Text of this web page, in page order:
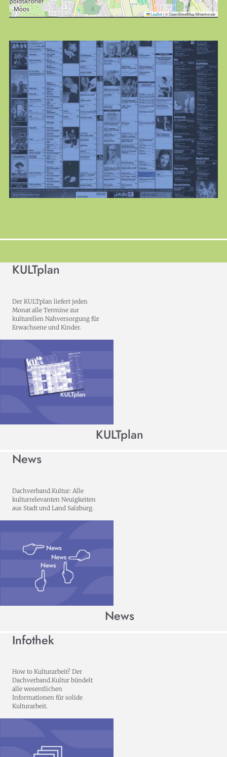
Leaflet | © OpenStreetMap-Mitwirkende
KULTplan
jeden Monat neu
Alle Veranstaltungen der freien Kulturszene gebündelt
und chic verpackt:
KULTURPLAN ABO
KULTplan
Der KULTplan liefert jeden
Monat alle Termine zur
kulturellen Nahversorgung für
Erwachsene und Kinder.
KULTplan
News
Dachverband.Kultur: Alle
kulturrelevanten Neuigkeiten
aus Stadt und Land Salzburg.
News
Infothek
How to Kulturarbeit? Der
Dachverband.Kultur bündelt
alle wesentlichen
Informationen für solide
Kulturarbeit.